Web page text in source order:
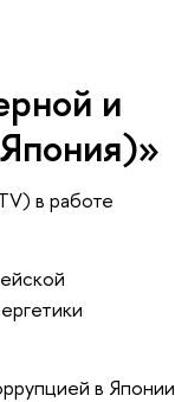
и
в работе
в Японии